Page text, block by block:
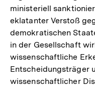
ministeriell
eklatanter Verstoß
demokratischen
in der Gesellschaft
wissenschaftliche
Entscheidungsträger
wissenschaftlicher